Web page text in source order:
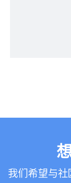
我们希望与